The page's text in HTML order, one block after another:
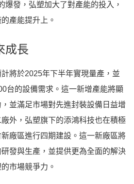
爆發，弘塑加大了對產能的投入，
產能提升上。
成長
將於2025年下半年實現量產，並
台的設備需求。這一新增產能將顯
並滿足市場對先進封裝設備日益增
外，弘塑旗下的添鴻科技也在積極
廠區進行四期建設。這一新廠區將
發與生產，並提供更為全面的解決
市場競爭力。